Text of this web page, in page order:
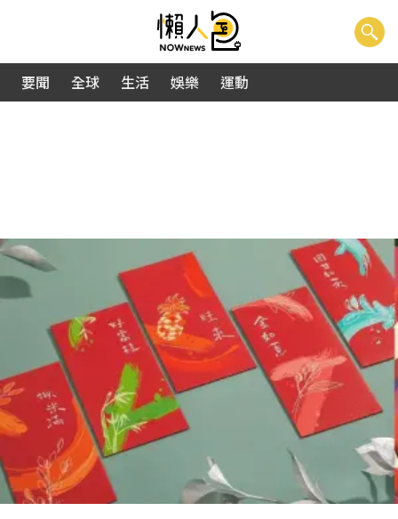
要聞 全球 生活 娛樂 運動